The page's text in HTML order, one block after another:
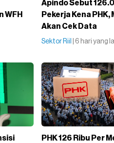
WFH
Apindo Sebut
Pekerja Kena PHK,
Akan Cek Data
Sektor Riil | 6 hari yang
PHK 126 Ribu Per